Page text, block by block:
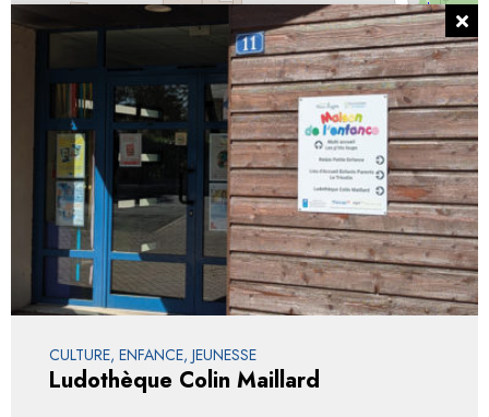
CULTURE, ENFANCE, JEUNESSE
Ludothèque Colin Maillard